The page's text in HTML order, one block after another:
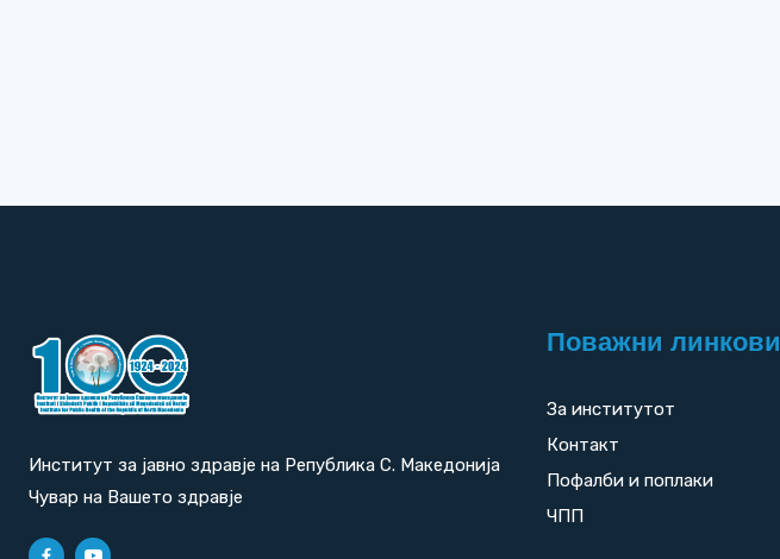
Институт за јавно здравје на Република С. Македонија
Чувар на Вашето здравје
Поважни линкови
За институтот
Контакт
Пофалби и поплаки
ЧПП